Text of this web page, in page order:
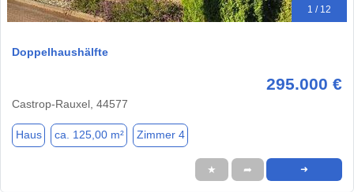
1 / 12
Doppelhaushälfte
295.000 €
Castrop-Rauxel, 44577
Haus ca. 125,00 m² Zimmer 4
★ ➦ ➜